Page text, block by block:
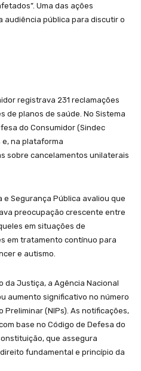
Uma das ações
audiência pública para discutir o
registrava 231 reclamações
de planos de saúde. No Sistema
do Consumidor (Sindec
e, na plataforma
sobre cancelamentos unilaterais
Segurança Pública avaliou que
preocupação crescente entre
em situações de
em tratamento contínuo para
e autismo.
da Justiça, a Agência Nacional
aumento significativo no número
(NIPs). As notificações,
base no Código de Defesa do
que assegura
fundamental e princípio da